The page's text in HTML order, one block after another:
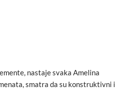
nastaje svaka Amelina
smatra da su konstruktivni i